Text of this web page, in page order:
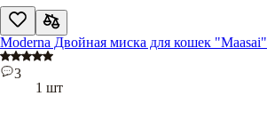
Moderna Двойная миска для кошек "Maasai"
3
1 шт